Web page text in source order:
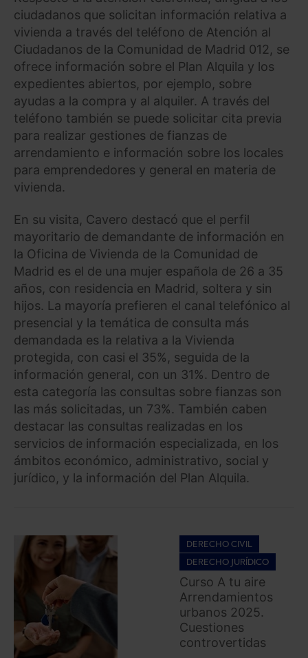
ciudadanos que solicitan información relativa a
vivienda a través del teléfono de Atención al
Ciudadanos de la Comunidad de Madrid 012, se
ofrece información sobre el Plan Alquila y los
expedientes abiertos, por ejemplo, sobre
ayudas a la compra y al alquiler. A través del
teléfono también se puede solicitar cita previa
para realizar gestiones de fianzas de
arrendamiento e información sobre los locales
para emprendedores y general en materia de
vivienda.
En su visita, Cavero destacó que el perfil
mayoritario de demandante de información en
la Oficina de Vivienda de la Comunidad de
Madrid es el de una mujer española de 26 a 35
años, con residencia en Madrid, soltera y sin
hijos. La mayoría prefieren el canal telefónico al
presencial y la temática de consulta más
demandada es la relativa a la Vivienda
protegida, con casi el 35%, seguida de la
información general, con un 31%. Dentro de
esta categoría las consultas sobre fianzas son
las más solicitadas, un 73%. También caben
destacar las consultas realizadas en los
servicios de información especializada, en los
ámbitos económico, administrativo, social y
jurídico, y la información del Plan Alquila.
DERECHO CIVIL
DERECHO JURÍDICO
Curso A tu aire
Arrendamientos
urbanos 2025.
Cuestiones
controvertidas